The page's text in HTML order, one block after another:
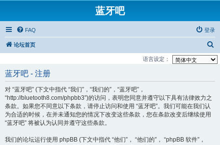
蓝牙吧
FAQ 登录
论坛首页
索
语言设定：
蓝牙吧 - 注册
对 “蓝牙吧” (下文中指代 “我们”，“我们的”，“蓝牙吧”，
“http://bluetooth8.com/phpbb3”)的访问，表明您同意并遵守以下具有法律效力之
条款。如果您不同意以下条款，请停止访问和使用 “蓝牙吧”。我们可能在我们认
为合适的时候，在并未通知您的情况下改变这些条款，您在条款改变后继续使用
“蓝牙吧” 将被认为认同并遵守这些条款。
我们的论坛运行使用 phpBB (下文中指代 “他们”， “他们的”， “phpBB 软件”，